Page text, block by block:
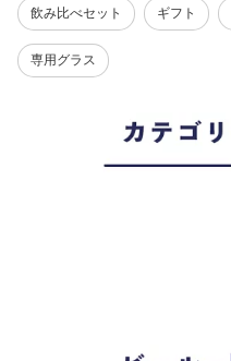
飲み比べセット ギフト
専用グラス